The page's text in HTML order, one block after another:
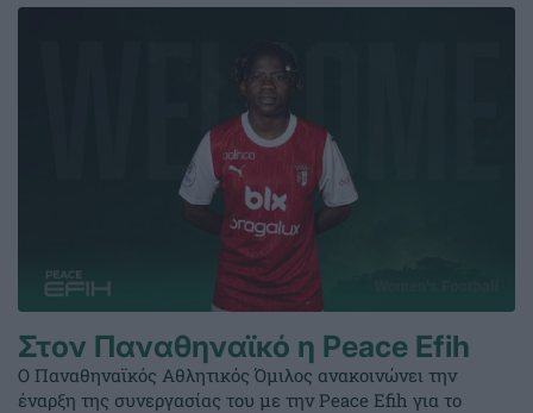
Στον Παναθηναϊκό η Peace Efih
Ο Παναθηναϊκός Αθλητικός Όμιλος ανακοινώνει την
έναρξη της συνεργασίας του με την Peace Efih για το